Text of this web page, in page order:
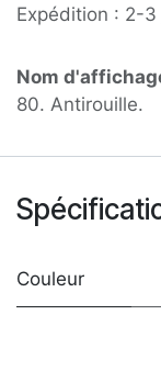
Expédition : 2-
Nom
80. Antirouille.
Couleur